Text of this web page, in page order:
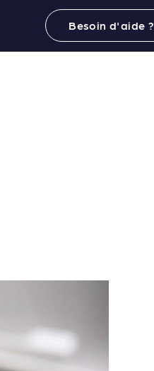
Besoin d'aide ?